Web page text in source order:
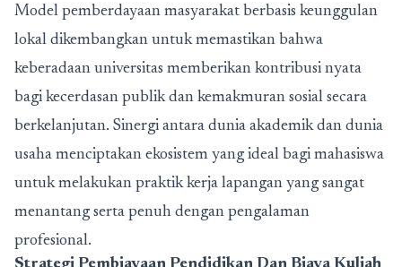
Model pemberdayaan masyarakat berbasis keunggulan
lokal dikembangkan untuk memastikan bahwa
keberadaan universitas memberikan kontribusi nyata
bagi kecerdasan publik dan kemakmuran sosial secara
berkelanjutan. Sinergi antara dunia akademik dan dunia
usaha menciptakan ekosistem yang ideal bagi mahasiswa
untuk melakukan praktik kerja lapangan yang sangat
menantang serta penuh dengan pengalaman
profesional.